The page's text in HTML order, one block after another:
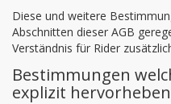
Diese und weitere
Abschnitten dieser AGB
Verständnis für Rider
Bestimmungen
explizit